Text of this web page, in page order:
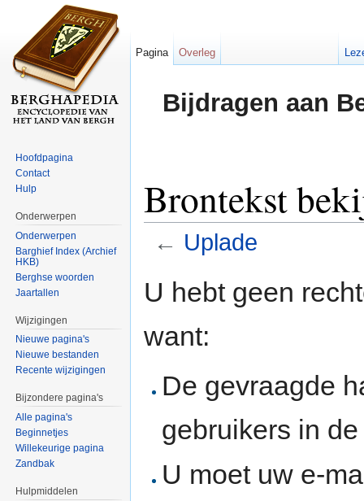
Bijdragen aan
Brontekst
← Uplade
U hebt geen
want:
De gevraagde
gebruikers in
U moet uw e-
Pagina Overleg
Hoofdpagina
Contact
Hulp
Onderwerpen
Onderwerpen
Barghief Index (Archief
HKB)
Berghse woorden
Jaartallen
Wijzigingen
Nieuwe pagina's
Nieuwe bestanden
Recente wijzigingen
Bijzondere pagina's
Alle pagina's
Beginnetjes
Willekeurige pagina
Zandbak
Hulpmiddelen